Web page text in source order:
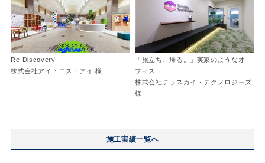
Re-Discovery
株式会社アイ・エス・アイ 様
「旅立ち、帰る。」実家のようなオ
フィス
株式会社テラスカイ・テクノロジーズ
様
施工実績一覧へ